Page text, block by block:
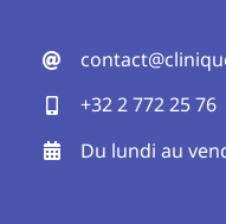
+32 2 772 25 76
Du lundi au